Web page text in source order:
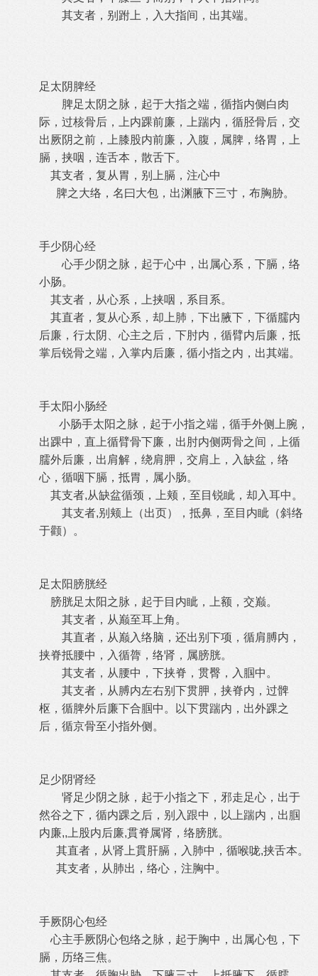
其支者，别跗上，入大指间，出其端。
足太阴脾经
脾足太阴之脉，起于大指之端，循指内侧白肉
际，过核骨后，上内踝前廉，上踹内，循胫骨后，交
出厥阴之前，上膝股内前廉，入腹，属脾，络胃，上
膈，挟咽，连舌本，散舌下。
其支者，复从胃，别上膈，注心中
脾之大络，名曰大包，出渊腋下三寸，布胸胁。
手少阴心经
心手少阴之脉，起于心中，出属心系，下膈，络
小肠。
其支者，从心系，上挟咽，系目系。
其直者，复从心系，却上肺，下出腋下，下循臑内
后廉，行太阴、心主之后，下肘内，循臂内后廉，抵
掌后锐骨之端，入掌内后廉，循小指之内，出其端。
手太阳小肠经
小肠手太阳之脉，起于小指之端，循手外侧上腕，
出踝中，直上循臂骨下廉，出肘内侧两骨之间，上循
臑外后廉，出肩解，绕肩胛，交肩上，入缺盆，络
心，循咽下膈，抵胃，属小肠。
其支者,从缺盆循颈，上颊，至目锐眦，却入耳中。
其支者,别颊上（出页），抵鼻，至目内眦（斜络
于颧）。
足太阳膀胱经
膀胱足太阳之脉，起于目内眦，上额，交巅。
其支者，从巅至耳上角。
其直者，从巅入络脑，还出别下项，循肩膊内，
挟脊抵腰中，入循膂，络肾，属膀胱。
其支者，从腰中，下挟脊，贯臀，入腘中。
其支者，从膊内左右别下贯胛，挟脊内，过髀
枢，循脾外后廉下合腘中。以下贯踹内，出外踝之
后，循京骨至小指外侧。
足少阴肾经
肾足少阴之脉，起于小指之下，邪走足心，出于
然谷之下，循内踝之后，别入跟中，以上踹内，出腘
内廉,,上股内后廉,貫脊属肾，络膀胱。
其直者，从肾上貫肝膈，入肺中，循喉咙,挟舌本。
其支者，从肺出，络心，注胸中。
手厥阴心包经
心主手厥阴心包络之脉，起于胸中，出属心包，下
膈，历络三焦。